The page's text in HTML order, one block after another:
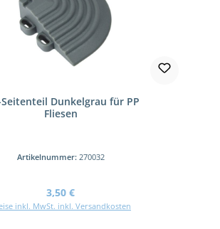
Seitenteil Dunkelgrau für PP
Fliesen
Artikelnummer: 270032
Regulärer Preis:
3,50 €
inkl. MwSt. inkl. Versandkosten